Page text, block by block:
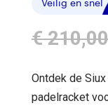
€210,00
Ontdek de
padelracket